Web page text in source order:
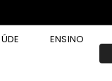
ENSINO